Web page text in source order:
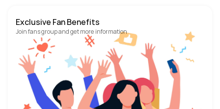
Exclusive Fan Benefits
Join fans group and get more information